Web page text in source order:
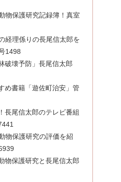
物保護研究記録簿！真室
経理係りの長尾信太郎を
1498
破壊予防」長尾信太郎
め書籍「遊佐町治安」管
長尾信太郎のテレビ番組
物保護研究の評価を紹
物保護研究と長尾信太郎